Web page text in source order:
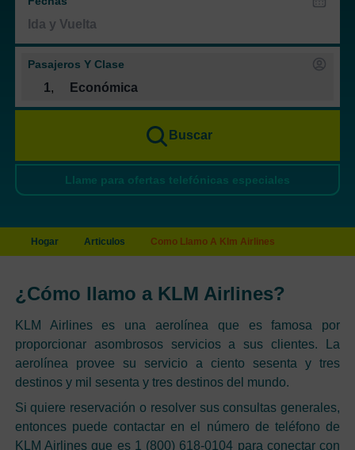
Pasajeros Y Clase
1, Económica
Buscar
Llame para ofertas telefónicas especiales
Hogar Articulos Como Llamo A Klm Airlines
¿Cómo llamo a KLM Airlines?
KLM Airlines es una aerolínea que es famosa por
proporcionar asombrosos servicios a sus clientes. La
aerolínea provee su servicio a ciento sesenta y tres
destinos y mil sesenta y tres destinos del mundo.
Si quiere reservación o resolver sus consultas generales,
entonces puede contactar en el número de teléfono de
KLM Airlines que es 1 (800) 618-0104 para conectar con